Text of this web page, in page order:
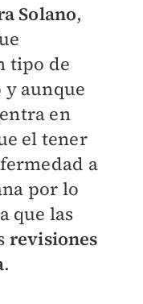
Solano,
tipo de
y aunque
en
el tener
a
por lo
que las
revisiones
.